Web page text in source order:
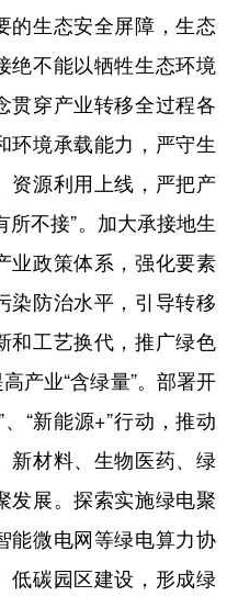
的生态安全屏障，生态
绝不能以牺牲生态环境
贯穿产业转移全过程各
环境承载能力，严守生
资源利用上线，严把产
所不接”。加大承接地生
业政策体系，强化要素
染防治水平，引导转移
和工艺换代，推广绿色
产业“含绿量”。部署开
“新能源+”行动，推动
新材料、生物医药、绿
发展。探索实施绿电聚
能微电网等绿电算力协
低碳园区建设，形成绿